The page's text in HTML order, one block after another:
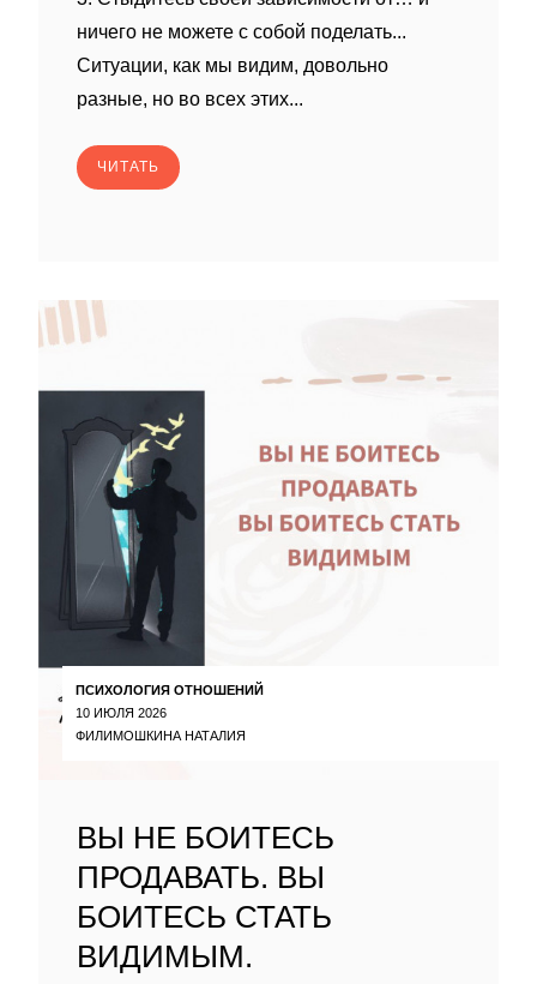
ничего не можете с собой поделать...
Ситуации, как мы видим, довольно
разные, но во всех этих...
ЧИТАТЬ
ПСИХОЛОГИЯ ОТНОШЕНИЙ
10 ИЮЛЯ 2026
ФИЛИМОШКИНА НАТАЛИЯ
ВЫ НЕ БОИТЕСЬ
ПРОДАВАТЬ. ВЫ
БОИТЕСЬ СТАТЬ
ВИДИМЫМ.